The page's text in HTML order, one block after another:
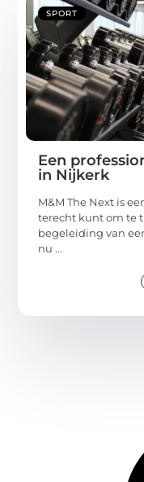
SPORT
Een
in Nijkerk
M&M The Next is
terecht kunt om te
begeleiding van
nu ...